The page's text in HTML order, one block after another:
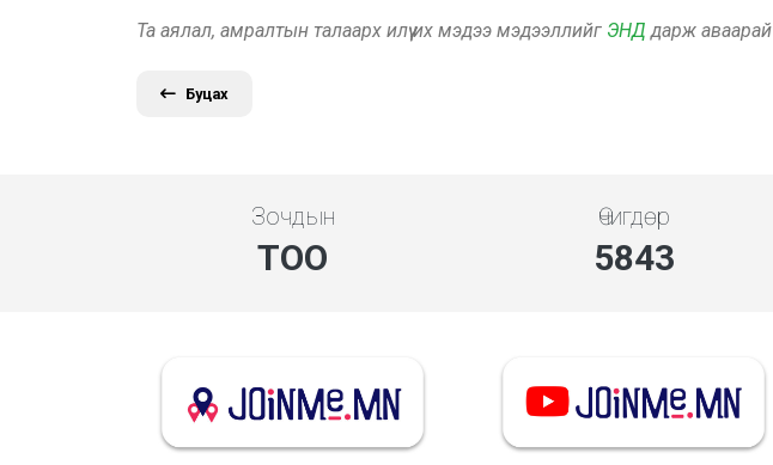
Та аялал, амралтын талаарх илүү их мэдээ мэдээллийг ЭНД дарж аваарай
Буцах
Зочдын
ТОО
Өчигдөр
5843